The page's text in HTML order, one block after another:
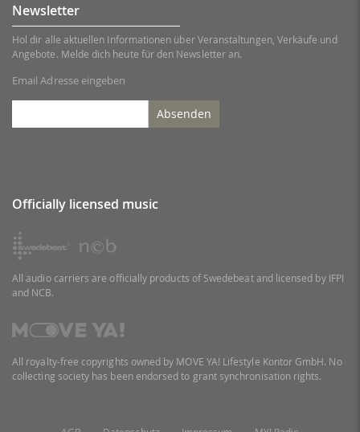
Newsletter
Hol dir alle aktuellen Informationen über Veranstaltungen, Verkäufe und
Angebote. Melde dich heute für den Newsletter an.
Email Adresse eingeben
Absenden
Officially licensed music
All audio carriers are officially products of Swedebeat and licensed by IFPI
and NCB.
All royalty-free copyrights owned by MOVE YA! Lifestyle Kontor GmbH. No
collecting society has been endorsed to grant synchronisation rights.